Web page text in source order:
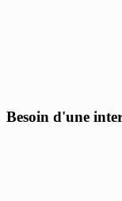
Besoin d'une